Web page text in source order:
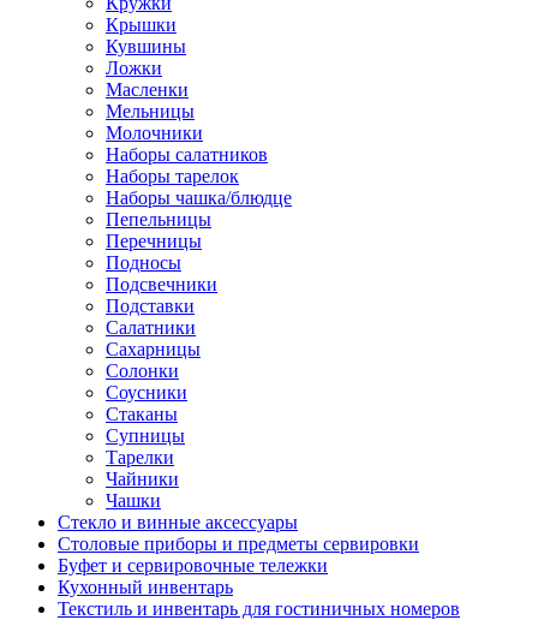
Крышки
Кувшины
Ложки
Масленки
Мельницы
Молочники
Наборы салатников
Наборы тарелок
Наборы чашка/блюдце
Пепельницы
Перечницы
Подносы
Подсвечники
Подставки
Салатники
Сахарницы
Солонки
Соусники
Стаканы
Супницы
Тарелки
Чайники
Чашки
Стекло и винные аксессуары
Столовые приборы и предметы сервировки
Буфет и сервировочные тележки
Кухонный инвентарь
Текстиль и инвентарь для гостиничных номеров